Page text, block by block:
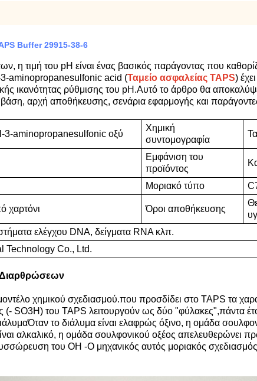
Buffer 29915-38-6
η τιμή του pH είναι ένας βασικός παράγοντας που
aminopropanesulfonic acid (Ταμείο ασφαλείας TAPS)
ικανότητας ρύθμισης του pH.Αυτό το άρθρο θα
αρχή αποθήκευσης, σενάρια εφαρμογής και
3-aminopropanesulfonic οξύ
Χημική
συντομογραφία
Εμφάνιση του
προϊόντος
Μοριακό τύπο
χαρτόνι Όροι αποθήκευσης
ελέγχου DNA, δείγματα RNA κλπ.
Technology Co., Ltd.
Διαρθρώσεων
χημικού σχεδιασμού.που προσδίδει στο TAPS τα
SO3H) του TAPS λειτουργούν ως δύο "φύλακες",πάντα
το διάλυμα είναι ελαφρώς όξινο, η ομάδα
αλκαλικό, η ομάδα σουλφονικού οξέος απελευθερώνει
του OH -Ο μηχανικός αυτός μοριακός